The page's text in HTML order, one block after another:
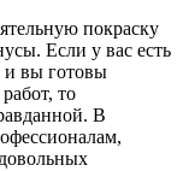
покраску
Если у вас есть
и вы готовы
то
В